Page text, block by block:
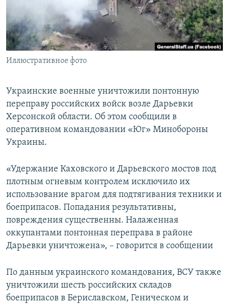
ПОБЕДИТЕЛЕЙ НЕ СУДЯТ?
КРЫМ.НЕПОКОРЕННЫЙ
ELIFBE
УКРАИНСКАЯ ПРОБЛЕМА КРЫМА
Иллюстративное фото
Украинские военные уничтожили понтонную
переправу российских войск возле Дарьевки
Херсонской области. Об этом сообщили в
оперативном командовании «Юг» Минобороны
Украины.
«Удержание Каховского и Дарьевского мостов под
плотным огневым контролем исключило их
использование врагом для подтягивания техники и
боеприпасов. Попадания результативны,
повреждения существенны. Налаженная
оккупантами понтонная переправа в районе
Дарьевки уничтожена», – говорится в сообщении
По данным украинского командования, ВСУ также
уничтожили шесть российских складов
боеприпасов в Бериславском, Геническом и